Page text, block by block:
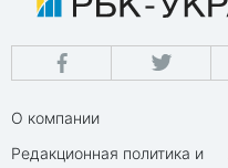
О компании
Редакционная политика и